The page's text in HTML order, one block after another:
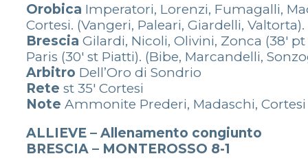
Orobica Imperatori, Lorenzi, Fumagalli,
Cortesi. (Vangeri, Paleari, Giardelli,
Brescia Gilardi, Nicoli, Olivini, Zonca (38′
Paris (30′ st Piatti). (Bibe, Marcandelli,
Arbitro Dell’Oro di Sondrio
Rete st 35′ Cortesi
Note Ammonite Prederi, Madaschi, Cortesi
ALLIEVE – Allenamento congiunto
BRESCIA – MONTEROSSO 8-1